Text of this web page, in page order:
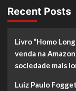
Recent Posts
Livro “Homo
venda na
sociedade mais
Luiz Paulo